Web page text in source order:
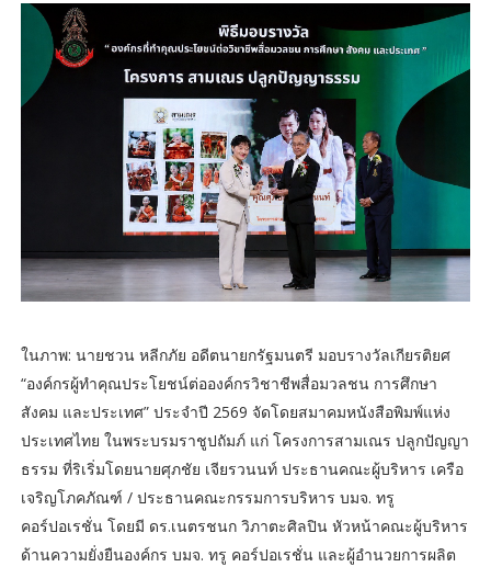
ในภาพ: นายชวน หลีกภัย อดีตนายกรัฐมนตรี มอบรางวัลเกียรติยศ
“องค์กรผู้ทำคุณประโยชน์ต่อองค์กรวิชาชีพสื่อมวลชน การศึกษา
สังคม และประเทศ” ประจำปี 2569 จัดโดยสมาคมหนังสือพิมพ์แห่ง
ประเทศไทย ในพระบรมราชูปถัมภ์ แก่ โครงการสามเณร ปลูกปัญญา
ธรรม ที่ริเริ่มโดยนายศุภชัย เจียรวนนท์ ประธานคณะผู้บริหาร เครือ
เจริญโภคภัณฑ์ / ประธานคณะกรรมการบริหาร บมจ. ทรู
คอร์ปอเรชั่น โดยมี ดร.เนตรชนก วิภาตะศิลปิน หัวหน้าคณะผู้บริหาร
ด้านความยั่งยืนองค์กร บมจ. ทรู คอร์ปอเรชั่น และผู้อำนวยการผลิต